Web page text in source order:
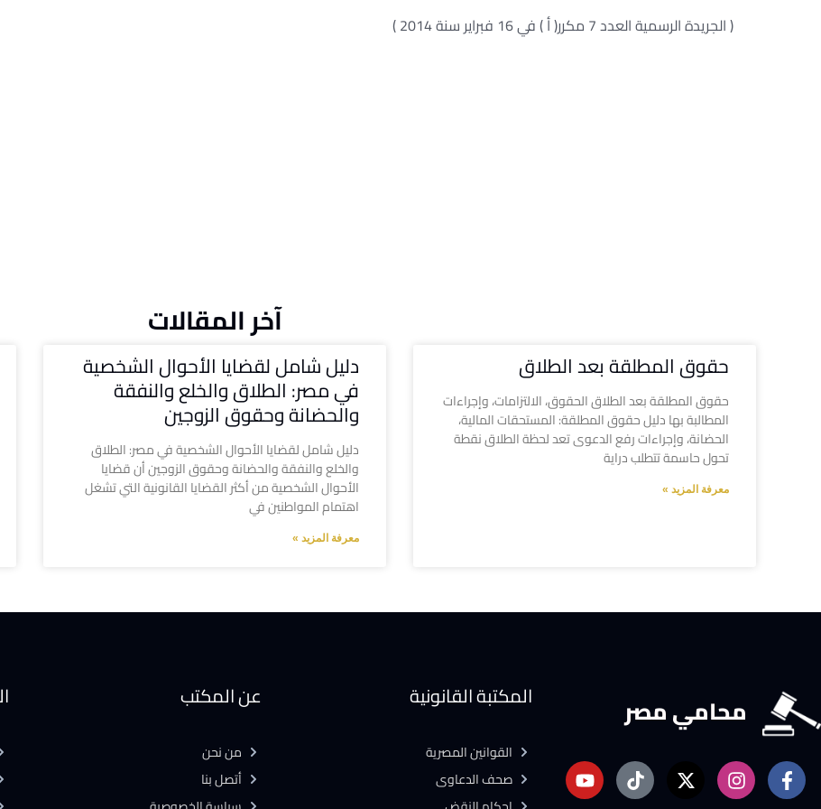
( الجريدة الرسمية العدد 7 مكرر( أ ) في 16 فبراير سنة 2014 )
آخر المقالات
حقوق المطلقة بعد الطلاق
حقوق المطلقة بعد الطلاق الحقوق، الالتزامات، وإجراءات
المطالبة بها دليل حقوق المطلقة: المستحقات المالية،
الحضانة، وإجراءات رفع الدعوى تعد لحظة الطلاق نقطة
تحول حاسمة تتطلب دراية
معرفة المزيد »
دليل شامل لقضايا الأحوال الشخصية
في مصر: الطلاق والخلع والنفقة
والحضانة وحقوق الزوجين
دليل شامل لقضايا الأحوال الشخصية في مصر: الطلاق
والخلع والنفقة والحضانة وحقوق الزوجين أن قضايا
الأحوال الشخصية من أكثر القضايا القانونية التي تشغل
اهتمام المواطنين في
معرفة المزيد »
محامي مصر المكتبة القانونية
القوانين المصرية
صحف الدعاوى
عن المكتب
من نحن
أتصل بنا